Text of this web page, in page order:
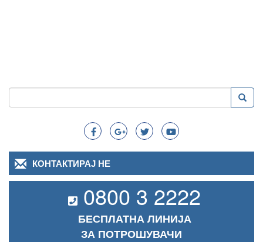
Search
Пребарување
КОНТАКТИРАЈ НЕ
0800 3 2222
БЕСПЛАТНА ЛИНИЈА
ЗА ПОТРОШУВАЧИ